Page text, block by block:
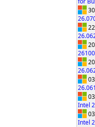
Intel
Intel